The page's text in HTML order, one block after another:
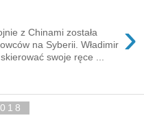
›
z Chinami została
na Syberii. Władimir
swoje ręce ...